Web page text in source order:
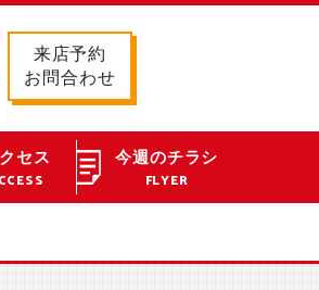
来店予約
お問合わせ
セス 今週のチラシ
FLYER